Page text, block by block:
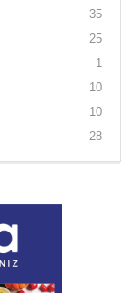
35
25
1
10
10
28